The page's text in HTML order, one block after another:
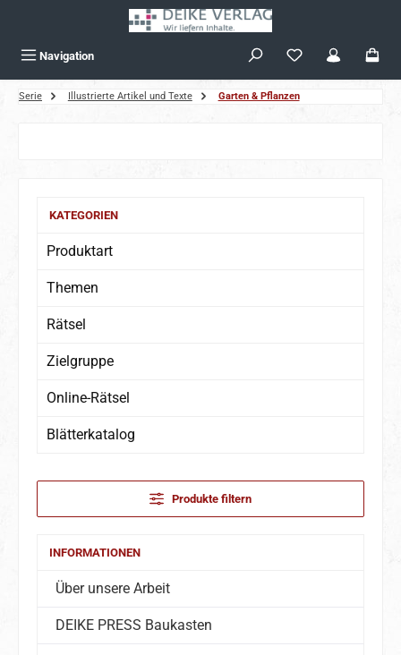
Navigation
Serie Illustrierte Artikel und Texte Garten & Pflanzen
KATEGORIEN
Produktart
Themen
Rätsel
Zielgruppe
Online-Rätsel
Blätterkatalog
Produkte filtern
INFORMATIONEN
Über unsere Arbeit
DEIKE PRESS Baukasten